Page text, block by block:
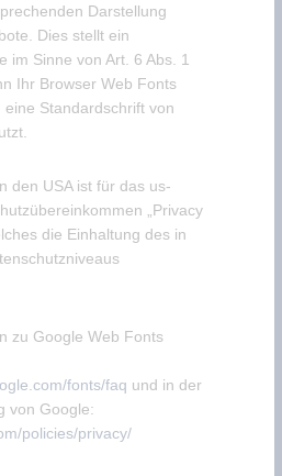
Darstellung
Dies stellt ein
im Sinne von Art. 6 Abs. 1
Ihr Browser Web Fonts
Standardschrift von
den USA ist für das us-
„Privacy
die Einhaltung des in
zu Google Web Fonts
fonts/faq und in der
von Google:
policies/privacy/